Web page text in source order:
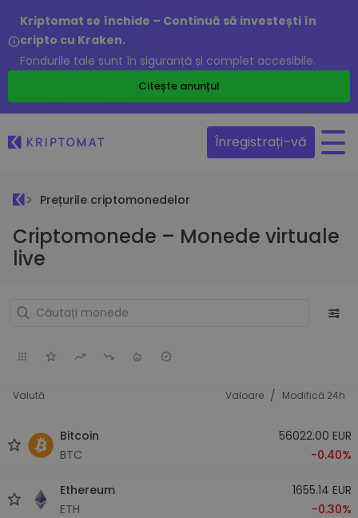
Kriptomat se închide – Continuă să investești în
cripto cu Kraken.
Fondurile tale sunt în siguranță și complet accesibile.
Citește anunțul
Înregistrați–vă
Prețurile criptomonedelor
Criptomonede – Monede virtuale
live
Valută Valoare / Modifică 24h
Bitcoin
BTC
56022.00 EUR
-0.40%
Ethereum
ETH
1655.14 EUR
-0.30%